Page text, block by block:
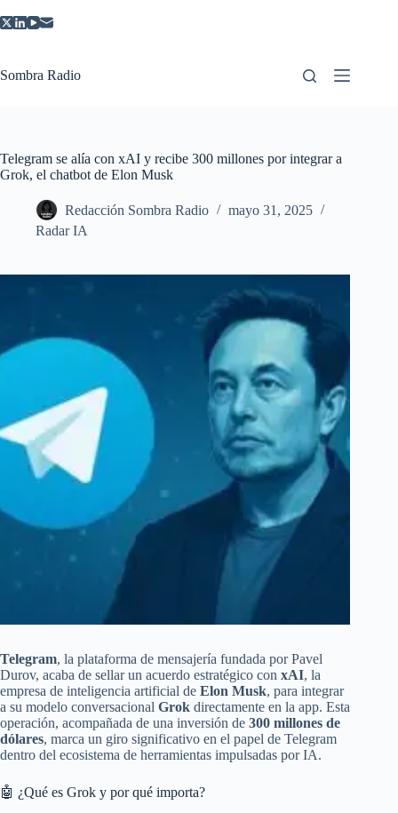
al
Sombra Radio
Telegram se alía con xAI y recibe 300 millones por integrar a
Grok, el chatbot de Elon Musk
Redacción Sombra Radio
mayo 31, 2025
Radar IA
Telegram, la plataforma de mensajería fundada por Pavel
Durov, acaba de sellar un acuerdo estratégico con xAI, la
empresa de inteligencia artificial de Elon Musk, para integrar
a su modelo conversacional Grok directamente en la app. Esta
operación, acompañada de una inversión de 300 millones de
dólares, marca un giro significativo en el papel de Telegram
dentro del ecosistema de herramientas impulsadas por IA.
🤖 ¿Qué es Grok y por qué importa?